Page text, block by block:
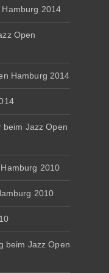
2014
Open
Hamburg 2014
beim Jazz Open
2010
2010
beim Jazz Open